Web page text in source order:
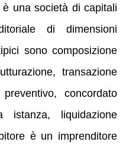
è una società di capitali
di dimensioni
sono composizione
transazione
concordato
liquidazione
è un imprenditore